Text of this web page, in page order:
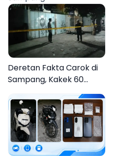
Deretan Fakta Carok di
Sampang, Kakek 60
Tahun Duel Melawan 2
Pria